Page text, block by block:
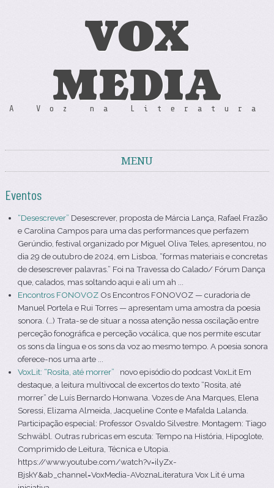
VOX
MEDIA
A Voz na Literatura
MENU
Eventos
“Desescrever” Desescrever, proposta de Márcia Lança, Rafael Frazão
e Carolina Campos para uma das performances que perfazem
Gerúndio, festival organizado por Miguel Oliva Teles, apresentou, no
dia 29 de outubro de 2024, em Lisboa, “formas materiais e concretas
de desescrever palavras.” Foi na Travessa do Calado/ Fórum Dança
que, calados, mas soltando aqui e ali um ah ...
Encontros FONOVOZ Os Encontros FONOVOZ — curadoria de
Manuel Portela e Rui Torres — apresentam uma amostra da poesia
sonora. (…) Trata-se de situar a nossa atenção nessa oscilação entre
perceção fonográfica e perceção vocálica, que nos permite escutar
os sons da língua e os sons da voz ao mesmo tempo. A poesia sonora
oferece-nos uma arte ...
VoxLit: “Rosita, até morrer” novo episódio do podcast VoxLit Em
destaque, a leitura multivocal de excertos do texto “Rosita, até
morrer” de Luís Bernardo Honwana. Vozes de Ana Marques, Elena
Soressi, Elizama Almeida, Jacqueline Conte e Mafalda Lalanda.
Participação especial: Professor Osvaldo Silvestre. Montagem: Tiago
Schwäbl. Outras rubricas em escuta: Tempo na História, Hipoglote,
Comprimido de Leitura, Técnica e Utopia.
https://www.youtube.com/watch?v=ilyZx-
BjskY&ab_channel=VoxMedia-AVoznaLiteratura Vox Lit é uma